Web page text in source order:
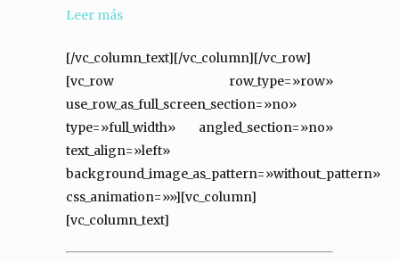
Leer más
[/vc_column_text][/vc_column][/vc_row]
[vc_row row_type=»row»
use_row_as_full_screen_section=»no»
type=»full_width» angled_section=»no»
text_align=»left»
background_image_as_pattern=»without_pattern»
css_animation=»»][vc_column]
[vc_column_text]